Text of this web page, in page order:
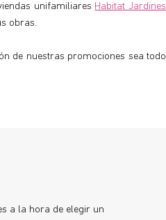
unifamiliares Habitat Jardines
obras.
de nuestras promociones sea todo
a la hora de elegir un